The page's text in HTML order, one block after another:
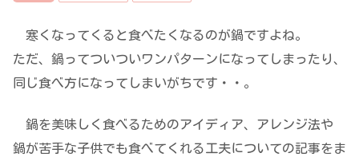
寒くなってくると食べたくなるのが鍋ですよね。
ただ、鍋ってついついワンパターンになってしまったり、
同じ食べ方になってしまいがちです・・。
鍋を美味しく食べるためのアイディア、アレンジ法や
鍋が苦手な子供でも食べてくれる工夫についての記事をま